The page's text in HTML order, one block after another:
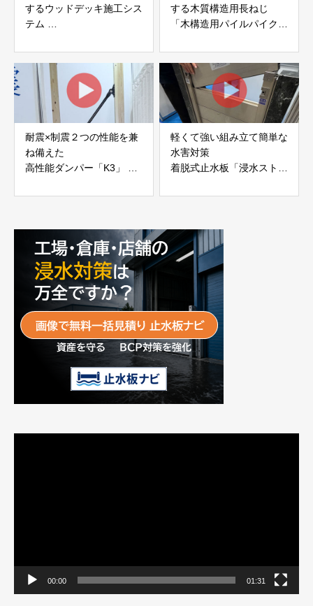
するウッドデッキ施工シス
テム
JAPAN
する木質構造用長ねじ
「木構造用パイルパイクビ
耐震×制震２つの性能を兼
ね備えた
高性能ダンパー「K3」 富
軽くて強い組み立て簡単な
水害対策
着脱式止水板「浸水ストッ
富士工業株式会社
00:00 01:31